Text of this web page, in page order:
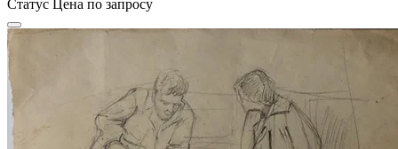
Статус Цена по запросу